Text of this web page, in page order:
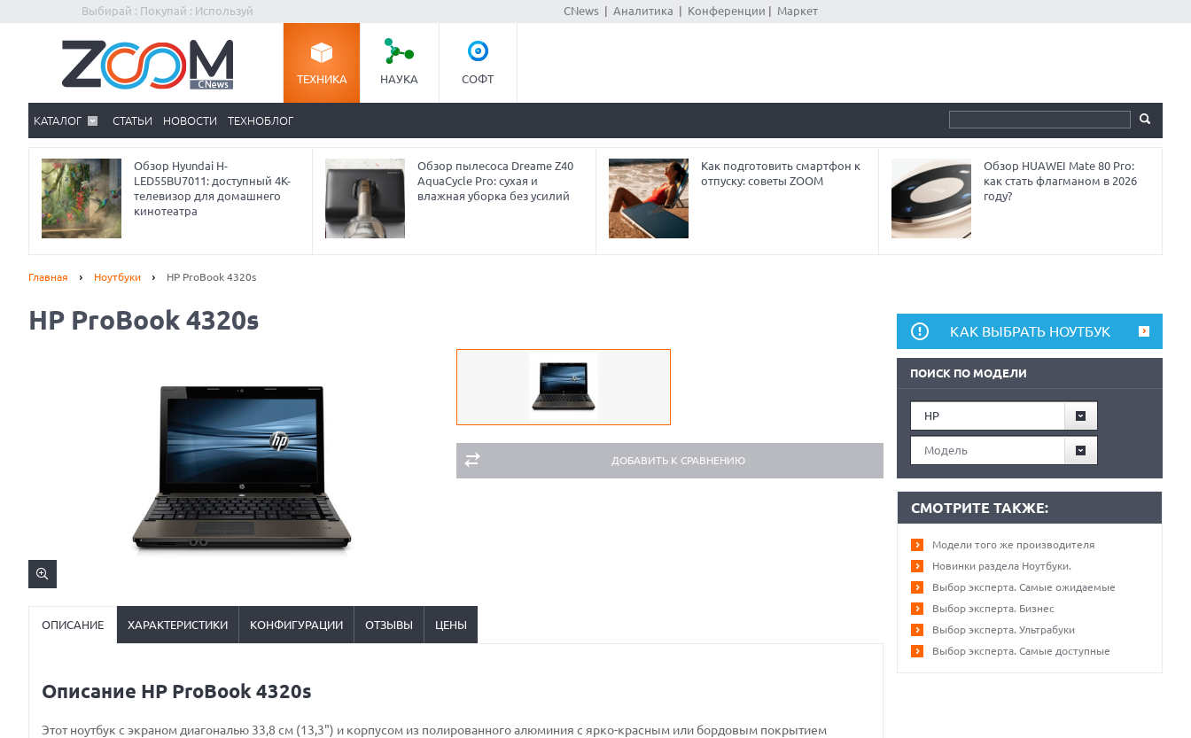
Выбирай : Покупай : Используй CNews| Аналитика Конференции Маркет
ТЕХНИКА НАУКА СОФТ
КАТАЛОГ СТАТЬИ НОВОСТИ ТЕХНОБЛОГ
Обзор Hyundai H-
LED55BU7011: доступный 4K-
телевизор для домашнего
кинотеатра
Обзор пылесоса Dreame Z40
AquaCycle Pro: сухая и
влажная уборка без усилий
Как подготовить смартфон к
отпуску: советы ZOOM
Обзор HUAWEI Mate 80 Pro:
как стать флагманом в 2026
году?
Главная Ноутбуки HP ProBook 4320s
HP ProBook 4320s
ДОБАВИТЬ К СРАВНЕНИЮ
ОПИСАНИЕ ХАРАКТЕРИСТИКИ КОНФИГУРАЦИИ ОТЗЫВЫ ЦЕНЫ
Описание HP ProBook 4320s
Этот ноутбук с экраном диагональю 33,8 см (13,3") и корпусом из полированного алюминия с ярко-красным или бордовым покрытием
КАК ВЫБРАТЬ НОУТБУК
ПОИСК ПО МОДЕЛИ
HP
Модель
СМОТРИТЕ ТАКЖЕ:
Модели того же производителя
Новинки раздела Ноутбуки.
Выбор эксперта. Самые ожидаемые
Выбор эксперта. Бизнес
Выбор эксперта. Ультрабуки
Выбор эксперта. Самые доступные